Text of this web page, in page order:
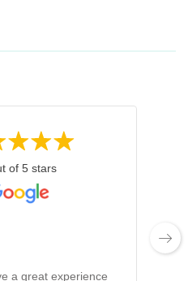
of 5 stars
a great experience